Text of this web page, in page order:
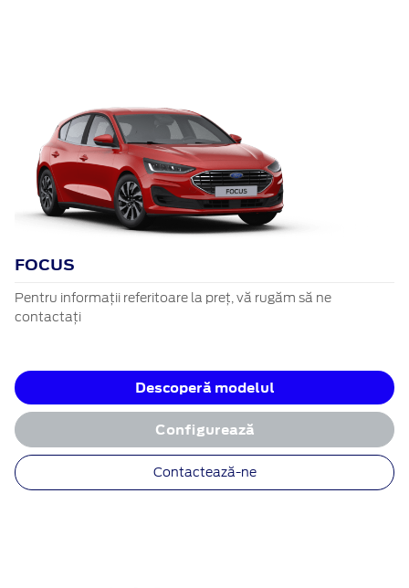
FOCUS
Pentru informații referitoare la preț, vă rugăm să ne
contactați
Descoperă modelul
Configurează
Contactează-ne